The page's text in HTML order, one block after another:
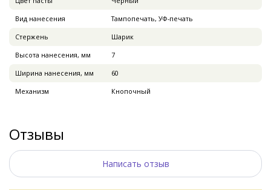
Вид нанесения
Тампопечать, УФ-печать
Стержень
Шарик
Высота нанесения, мм
7
Ширина нанесения, мм
60
Механизм
Кнопочный
Отзывы
Написать отзыв